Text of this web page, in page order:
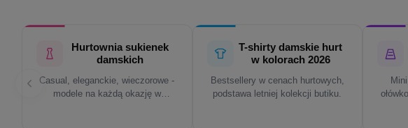
Hurtownia sukienek
damskich
Casual, eleganckie, wieczorowe -
modele na każdą okazję w
T-shirty damskie hurt
w kolorach 2026
Bestsellery w cenach hurtowych,
podstawa letniej kolekcji butiku.